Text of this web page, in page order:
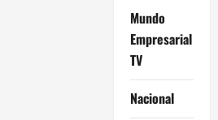
Mundo
Empresarial
TV
Nacional